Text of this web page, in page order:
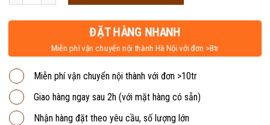
500,000₫.
ĐẶT HÀNG NHANH
Miễn phí vận chuyển nội thành Hà Nội với đơn >8tr
Miễn phí vận chuyển nội thành với đơn >10tr
Giao hàng ngay sau 2h (với mặt hàng có sẵn)
Nhận hàng đặt theo yêu cầu, số lượng lớn